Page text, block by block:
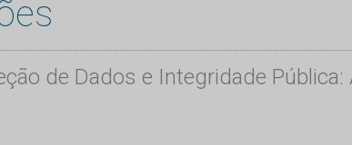
de Dados e Integridade